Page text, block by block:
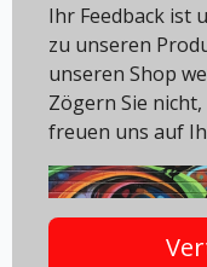
Ihr Feedback ist
zu unseren
unseren Shop
Zögern Sie
freuen uns auf